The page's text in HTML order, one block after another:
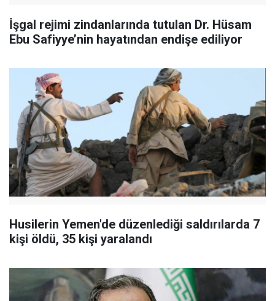
İşgal rejimi zindanlarında tutulan Dr. Hüsam
Ebu Safiyye’nin hayatından endişe ediliyor
Husilerin Yemen'de düzenlediği saldırılarda 7
kişi öldü, 35 kişi yaralandı